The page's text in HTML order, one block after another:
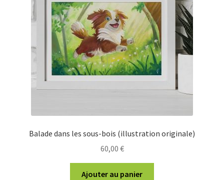
Balade dans les sous-bois (illustration originale)
60,00 €
Ajouter au panier